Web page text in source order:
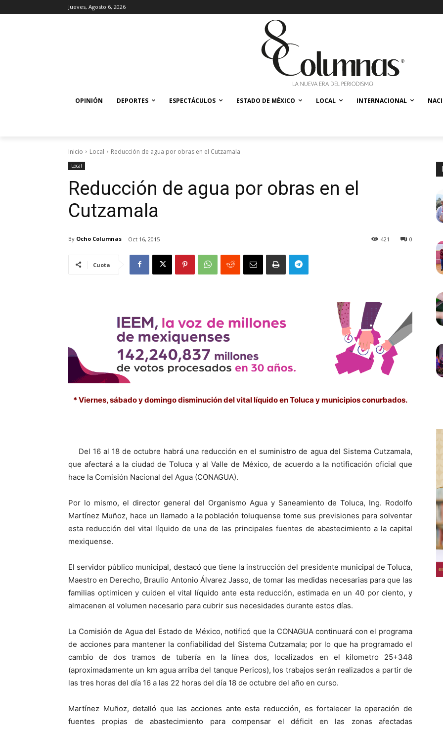
Jueves, Agosto 6, 2026
OPINIÓN DEPORTES ESPECTÁCULOS ESTADO DE MÉXICO LOCAL INTERNACIONAL
Inicio Local Reducción de agua por obras en el Cutzamala
Local
Reducción de agua por obras en el
Cutzamala
By Ocho Columnas Oct 16, 2015 0
421
Cuota
* Viernes, sábado y domingo disminución del vital líquido en Toluca y municipios conurbados.
Del 16 al 18 de octubre habrá una reducción en el suministro de agua del Sistema Cutzamala,
que afectará a la ciudad de Toluca y al Valle de México, de acuerdo a la notificación oficial que
hace la Comisión Nacional del Agua (CONAGUA).
Por lo mismo, el director general del Organismo Agua y Saneamiento de Toluca, Ing. Rodolfo
Martínez Muñoz, hace un llamado a la población toluquense tome sus previsiones para solventar
esta reducción del vital líquido de una de las principales fuentes de abastecimiento a la capital
mexiquense.
El servidor público municipal, destacó que tiene la instrucción del presidente municipal de Toluca,
Maestro en Derecho, Braulio Antonio Álvarez Jasso, de tomar las medidas necesarias para que las
familias optimicen y cuiden el vital líquido ante esta reducción, estimada en un 40 por ciento, y
almacenen el volumen necesario para cubrir sus necesidades durante estos días.
La Comisión de Agua del Estado de México, notificó que la CONAGUA continuará con el programa
de acciones para mantener la confiabilidad del Sistema Cutzamala; por lo que ha programado el
cambio de dos tramos de tubería en la línea dos, localizados en el kilometro 25+348
(aproximadamente un km agua arriba del tanque Pericos), los trabajos serán realizados a partir de
las tres horas del día 16 a las 22 horas del día 18 de octubre del año en curso.
Martínez Muñoz, detalló que las acciones ante esta reducción, es fortalecer la operación de
fuentes propias de abastecimiento para compensar el déficit en las zonas afectadas